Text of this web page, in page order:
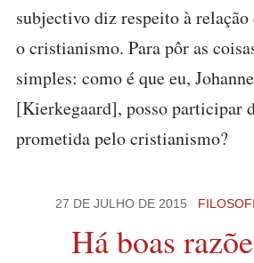
subjectivo diz respeito à
o cristianismo. Para pôr as
simples: como é que eu,
[Kierkegaard], posso participar
prometida pelo cristianismo?
27 DE JULHO DE 2015
Há boas